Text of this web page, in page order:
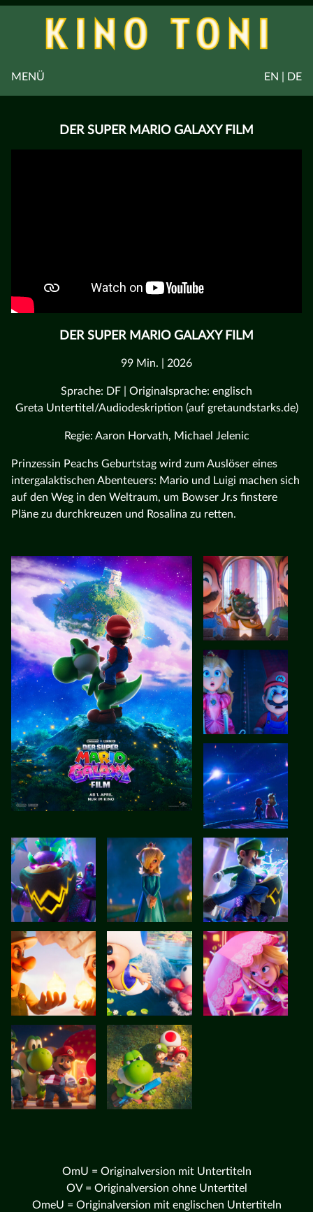
EN | DE
MENÜ
DER SUPER MARIO GALAXY FILM
DER SUPER MARIO GALAXY FILM
99 Min. | 2026
Sprache: DF | Originalsprache: englisch
Greta Untertitel/Audiodeskription (auf gretaundstarks.de)
Regie: Aaron Horvath, Michael Jelenic
Prinzessin Peachs Geburtstag wird zum Auslöser eines
intergalaktischen Abenteuers: Mario und Luigi machen sich
auf den Weg in den Weltraum, um Bowser Jr.s finstere
Pläne zu durchkreuzen und Rosalina zu retten.
OmU = Originalversion mit Untertiteln
OV = Originalversion ohne Untertitel
OmeU = Originalversion mit englischen Untertiteln